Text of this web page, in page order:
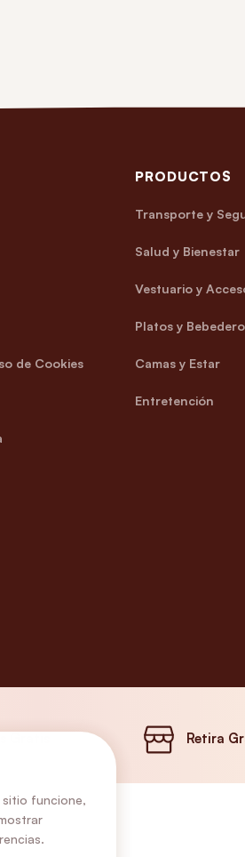
de Cookies
PRODUCTOS
Transporte y
Salud y Bienestar
Vestuario y
Platos y
Camas y Estar
Entretención
Retira
sitio funcione,